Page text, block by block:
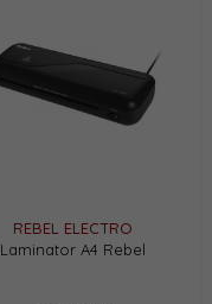
REBEL ELECTRO
Laminator A4 Rebel